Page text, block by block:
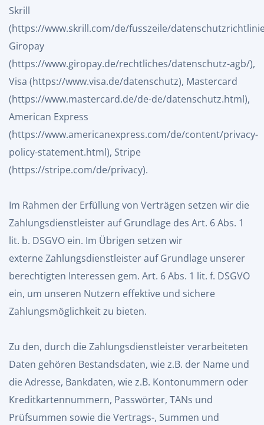
Skrill
(https://www.skrill.com/de/fusszeile/
Giropay
(https://www.giropay.de/rechtliches/datenschutz-agb/),
Visa (https://www.visa.de/datenschutz), Mastercard
(https://www.mastercard.de/de-de/datenschutz.html),
American Express
(https://www.americanexpress.com/de/content/privacy-
policy-statement.html), Stripe
(https://stripe.com/de/privacy).
Im Rahmen der Erfüllung von Verträgen setzen wir die
Zahlungsdienstleister auf Grundlage des Art. 6 Abs. 1
lit. b. DSGVO ein. Im Übrigen setzen wir
externe Zahlungsdienstleister auf Grundlage unserer
berechtigten Interessen gem. Art. 6 Abs. 1 lit. f. DSGVO
ein, um unseren Nutzern effektive und sichere
Zahlungsmöglichkeit zu bieten.
Zu den, durch die Zahlungsdienstleister verarbeiteten
Daten gehören Bestandsdaten, wie z.B. der Name und
die Adresse, Bankdaten, wie z.B. Kontonummern oder
Kreditkartennummern, Passwörter, TANs und
Prüfsummen sowie die Vertrags-, Summen und